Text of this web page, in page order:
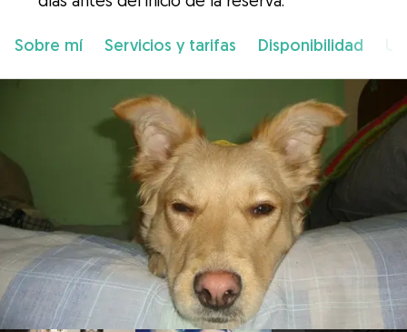
Sobre mí Servicios y tarifas Disponibilidad